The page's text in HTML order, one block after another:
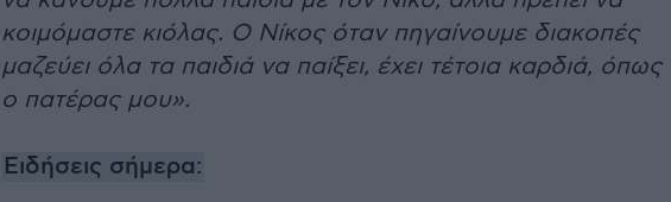
κοιμόμαστε κιόλας. Ο Νίκος όταν πηγαίνουμε διακοπές
μαζεύει όλα τα παιδιά να παίξει, έχει τέτοια καρδιά, όπως
ο πατέρας μου».
Ειδήσεις σήμερα: